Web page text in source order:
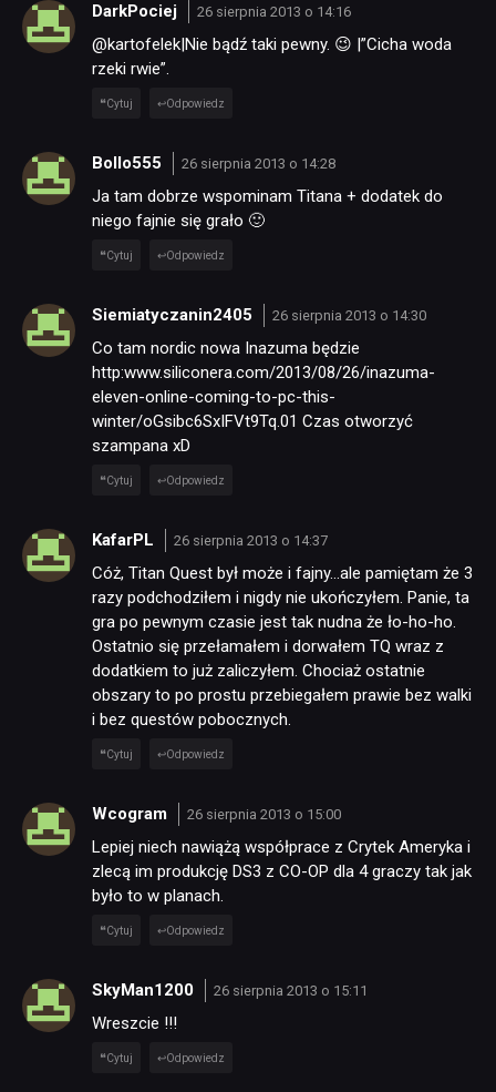
NEWSY
RECENZJE
PUBLICYSTYKA
RETRO
TECHNOLOGIE
DYSKUSJE
JUŻ GRALIŚMY
DarkPociej 26 sierpnia 2013 o 14:16
@kartofelek|Nie bądź taki pewny. 😉 |”Cicha woda
rzeki rwie”.
Cytuj Odpowiedz
Bollo555 26 sierpnia 2013 o 14:28
Ja tam dobrze wspominam Titana + dodatek do
niego fajnie się grało 🙂
Cytuj Odpowiedz
Siemiatyczanin2405 26 sierpnia 2013 o 14:30
Co tam nordic nowa Inazuma będzie
http:www.siliconera.com/2013/08/26/inazuma-
eleven-online-coming-to-pc-this-
winter/oGsibc6SxIFVt9Tq.01 Czas otworzyć
szampana xD
Cytuj Odpowiedz
KafarPL 26 sierpnia 2013 o 14:37
Cóż, Titan Quest był może i fajny…ale pamiętam że 3
razy podchodziłem i nigdy nie ukończyłem. Panie, ta
gra po pewnym czasie jest tak nudna że ło-ho-ho.
Ostatnio się przełamałem i dorwałem TQ wraz z
dodatkiem to już zaliczyłem. Chociaż ostatnie
obszary to po prostu przebiegałem prawie bez walki
i bez questów pobocznych.
Cytuj Odpowiedz
Wcogram 26 sierpnia 2013 o 15:00
Lepiej niech nawiążą współprace z Crytek Ameryka i
zlecą im produkcję DS3 z CO-OP dla 4 graczy tak jak
było to w planach.
Cytuj Odpowiedz
SkyMan1200 26 sierpnia 2013 o 15:11
Wreszcie !!!
Cytuj Odpowiedz